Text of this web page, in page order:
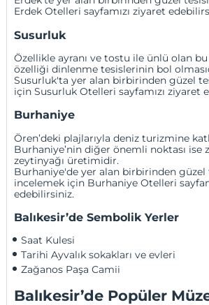
Erdek Otelleri sayfamızı ziyaret
Susurluk
Özellikle ayranı ve tostu ile ünlü olan
özelliği dinlenme tesislerinin bol
Susurluk'ta yer alan birbirinden güzel
içinSusurluk Otelleri sayfamızı ziyaret
Burhaniye
Ören’deki plajlarıyla deniz turizmine
Burhaniye’nin diğer önemli noktası ise
zeytinyağı üretimidir.
Burhaniye'de yer alan birbirinden güzel
incelemek için Burhaniye Otelleri
edebilirsiniz.
Balıkesir’de Sembolik Yerler
Saat Kulesi
Tarihi Ayvalık sokakları ve evleri
Zağanos Paşa Camii
Balıkesir’de Popüler